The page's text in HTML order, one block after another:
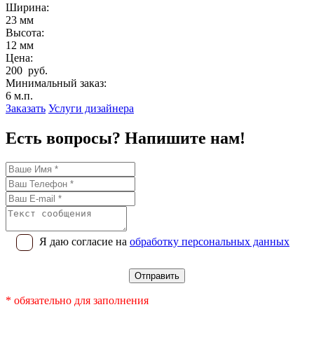
Ширина:
23 мм
Высота:
12 мм
Цена:
200 руб.
Минимальный заказ:
6 м.п.
Заказать Услуги дизайнера
Есть вопросы? Напишите нам!
Я даю согласие на обработку персональных данных
* обязательно для заполнения